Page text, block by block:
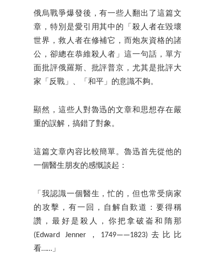
俄烏戰爭爆發後，有一些人翻出了這篇文
章，特別是愛引用其中的「殺人者在毀壞
世界，救人者在修補它，而炮灰資格的諸
公，卻總在恭維殺人者」這一句話，單方
面批評俄羅斯、批評普京，尤其是批評大
家「反戰」、「和平」的意識不夠。
顯然，這些人對魯迅的文章和思想存在嚴
重的誤解，搞錯了對象。
這篇文章內容比較簡單。魯迅首先從他的
一個醫生朋友的感慨談起：
「我認識一個醫生，忙的，但也常受病家
的攻擊，有一回，自解自歎道：要得稱
讚，最好是殺人，你把拿破崙和隋那
(Edward Jenner，1749——1823)去比比
看……」